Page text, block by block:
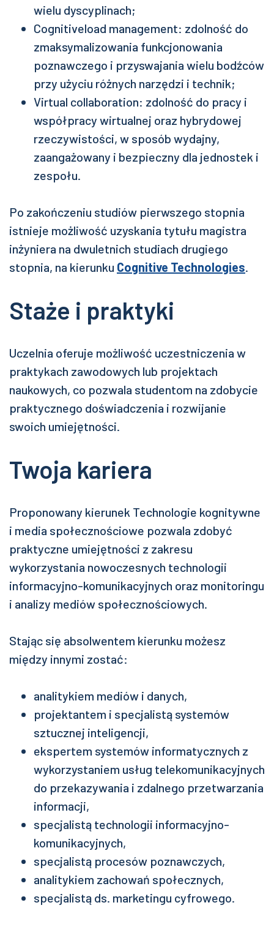
wielu dyscyplinach;
Cognitiveload management: zdolność do
zmaksymalizowania funkcjonowania
poznawczego i przyswajania wielu bodźców
przy użyciu różnych narzędzi i technik;
Virtual collaboration: zdolność do pracy i
współpracy wirtualnej oraz hybrydowej
rzeczywistości, w sposób wydajny,
zaangażowany i bezpieczny dla jednostek i
zespołu.
Po zakończeniu studiów pierwszego stopnia
istnieje możliwość uzyskania tytułu magistra
inżyniera na dwuletnich studiach drugiego
stopnia, na kierunku Cognitive Technologies.
Staże i praktyki
Uczelnia oferuje możliwość uczestniczenia w
praktykach zawodowych lub projektach
naukowych, co pozwala studentom na zdobycie
praktycznego doświadczenia i rozwijanie
swoich umiejętności.
Twoja kariera
Proponowany kierunek Technologie kognitywne
i media społecznościowe pozwala zdobyć
praktyczne umiejętności z zakresu
wykorzystania nowoczesnych technologii
informacyjno-komunikacyjnych oraz monitoringu
i analizy mediów społecznościowych.
Stając się absolwentem kierunku możesz
między innymi zostać:
analitykiem mediów i danych,
projektantem i specjalistą systemów
sztucznej inteligencji,
ekspertem systemów informatycznych z
wykorzystaniem usług telekomunikacyjnych
do przekazywania i zdalnego przetwarzania
informacji,
specjalistą technologii informacyjno-
komunikacyjnych,
specjalistą procesów poznawczych,
analitykiem zachowań społecznych,
specjalistą ds. marketingu cyfrowego.